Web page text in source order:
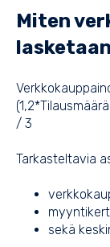
Miten
/ 3
Tarkasteltavia
sekä